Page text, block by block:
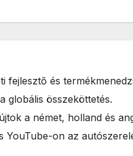
fejlesztő és
globális összeköttetés.
a német, holland és
YouTube-on az